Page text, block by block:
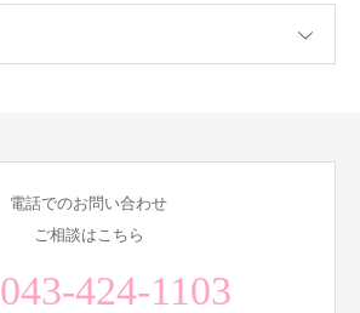
電話でのお問い合わせ
ご相談はこちら
043-424-1103